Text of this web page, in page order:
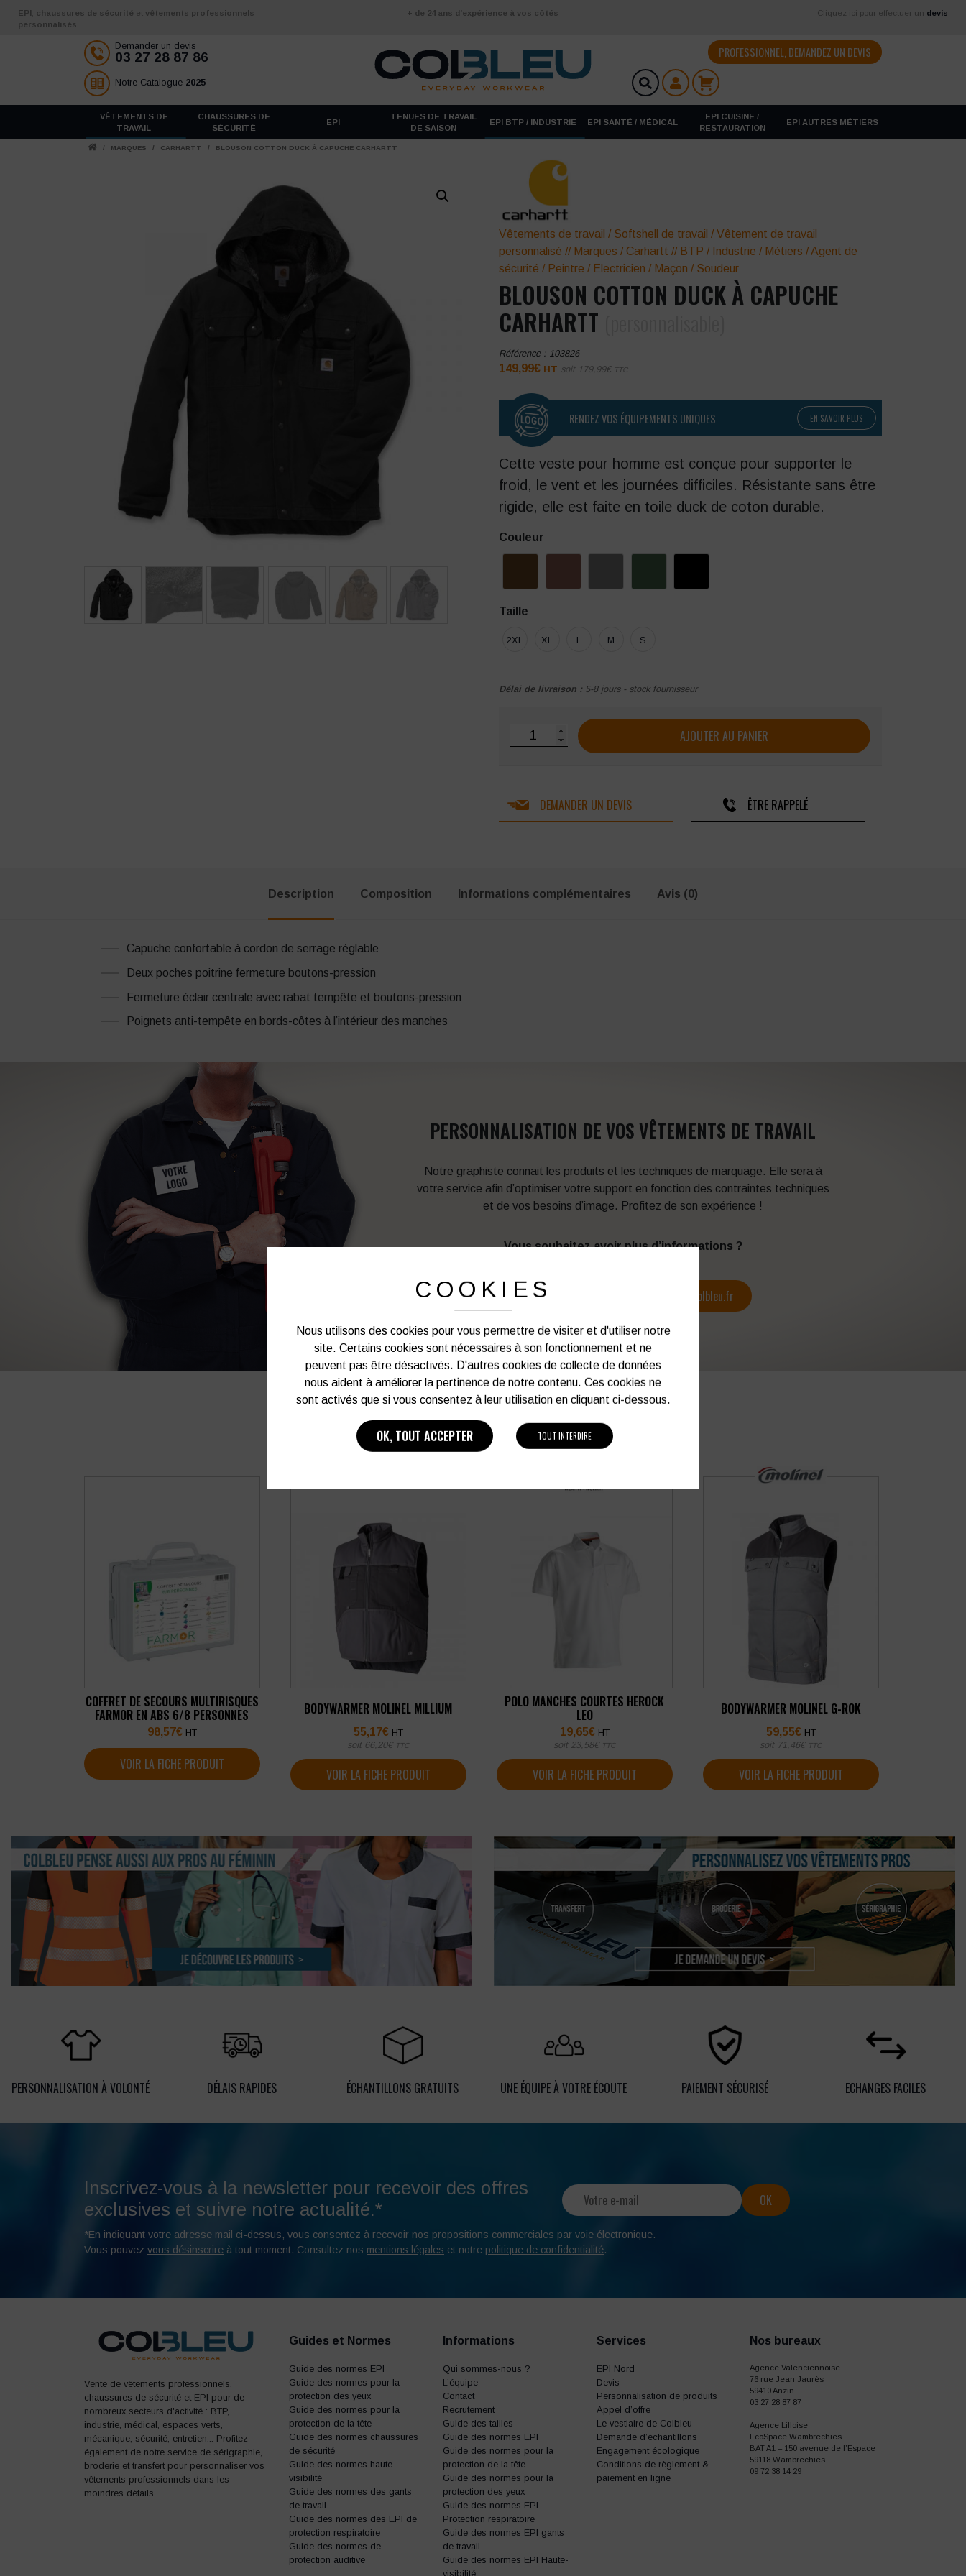
Aller au contenu
EPI chaussures de sécurité et vêtements professionnels
personnalisés
+ de 24 ans d’expérience à vos côtés Cliquez ici pour effectuer un devis
Demander un devis
03 27 28 87 86
Notre Catalogue 2025
PROFESSIONNEL, DEMANDEZ UN DEVIS
VÊTEMENTS DE
TRAVAIL
CHAUSSURES DE
SÉCURITÉ
EPI
TENUES DE TRAVAIL
DE SAISON
EPI BTP / INDUSTRIE EPI SANTÉ / MÉDICAL
EPI CUISINE /
RESTAURATION
EPI AUTRES MÉTIERS
/ MARQUES / CARHARTT / BLOUSON COTTON DUCK À CAPUCHE CARHARTT
Vêtements de travail / Softshell de travail /Vêtement de travail
personnalisé // Marques / Carhartt // BTP / Industrie / Métiers /Agent de
sécurité / Peintre / Electricien / Maçon / Soudeur
BLOUSON COTTON DUCK À CAPUCHE
CARHARTT
Référence : 103826
149,99€ HT soit 179,99€ TTC
RENDEZ VOS ÉQUIPEMENTS UNIQUES EN SAVOIR PLUS
Cette veste pour homme est conçue pour supporter le
froid, le vent et les journées difficiles. Résistante sans être
rigide, elle est faite en toile duck de coton durable.
Couleur
Taille
2XL XL L M S
Délai de livraison : 5-8 jours - stock fournisseur
quantité de Blouson Cotton Duck à capuche CARHARTT
AJOUTER AU PANIER
DEMANDER UN DEVIS ÊTRE RAPPELÉ
Description Composition Informations complémentaires Avis (0)
Capuche confortable à cordon de serrage réglable
Deux poches poitrine fermeture boutons-pression
Fermeture éclair centrale avec rabat tempête et boutons-pression
Poignets anti-tempête en bords-côtes à l’intérieur des manches
PERSONNALISATION DE VOS VÊTEMENTS DE TRAVAIL
Notre graphiste connait les produits et les techniques de marquage. Elle sera à
votre service afin d’optimiser votre support en fonction des contraintes techniques
et de vos besoins d’image. Profitez de son expérience !
Vous souhaitez avoir plus d’informations ?
03 27 28 87 86 contact@colbleu.fr
PRODUITS SIMILAIRES
COFFRET DE SECOURS MULTIRISQUES
FARMOR EN ABS 6/8 PERSONNES
98,57€ HT
VOIR LA FICHE PRODUIT
BODYWARMER MOLINEL MILLIUM
55,17€ HT
soit 66,20€ TTC
VOIR LA FICHE PRODUIT
POLO MANCHES COURTES HEROCK
LEO
19,65€ HT
soit 23,58€ TTC
VOIR LA FICHE PRODUIT
BODYWARMER MOLINEL G-ROK
59,55€ HT
soit 71,46€ TTC
VOIR LA FICHE PRODUIT
PERSONNALISATION À VOLONTÉ DÉLAIS RAPIDES ÉCHANTILLONS GRATUITS UNE ÉQUIPE À VOTRE ÉCOUTE PAIEMENT SÉCURISÉ ECHANGES FACILES
Inscrivez-vous à la newsletter pour recevoir des offres
exclusives et suivre notre actualité.*
*En indiquant votre adresse mail ci-dessus, vous consentez à recevoir nos propositions commerciales par voie électronique.
Vous pouvez vous désinscrire à tout moment. Consultez nos mentions légales et notre politique de confidentialité.
Vente de vêtements professionnels,
chaussures de sécurité et EPI pour de
nombreux secteurs d'activité : BTP,
industrie, médical, espaces verts,
mécanique, sécurité, entretien... Profitez
également de notre service de sérigraphie,
broderie et transfert pour personnaliser vos
vêtements professionnels dans les
moindres détails.
Guides et Normes
Guide des normes EPI
Guide des normes pour la
protection des yeux
Guide des normes pour la
protection de la tête
Guide des normes chaussures
de sécurité
Guide des normes haute-
visibilité
Guide des normes des gants
de travail
Guide des normes des EPI de
protection respiratoire
Guide des normes de
protection auditive
Informations
Qui sommes-nous ?
L’équipe
Contact
Recrutement
Guide des tailles
Guide des normes EPI
Guide des normes pour la
protection de la tête
Guide des normes pour la
protection des yeux
Guide des normes EPI
Protection respiratoire
Guide des normes EPI gants
de travail
Guide des normes EPI Haute-
visibilité
Services
EPI Nord
Devis
Personnalisation de produits
Appel d’offre
Le vestiaire de Colbleu
Demande d’échantillons
Engagement écologique
Conditions de règlement &
paiement en ligne
Nos bureaux
Agence Valenciennoise
76 rue Jean Jaurès
59410 Anzin
03 27 28 87 87
Agence Lilloise
EcoSpace Wambrechies
BAT A1 – 150 avenue de l’Espace
59118 Wambrechies
09 72 38 14 29
COOKIES
Nous utilisons des cookies pour vous permettre de visiter et d'utiliser notre
site. Certains cookies sont nécessaires à son fonctionnement et ne
peuvent pas être désactivés. D'autres cookies de collecte de données
nous aident à améliorer la pertinence de notre contenu. Ces cookies ne
sont activés que si vous consentez à leur utilisation en cliquant ci-dessous.
OK, TOUT ACCEPTER TOUT INTERDIRE